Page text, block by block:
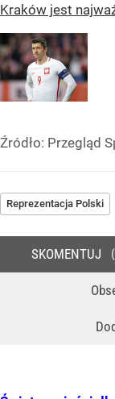
Kraków jest
Źródło: Przegląd
Reprezentacja Polski
SKOMENTUJ